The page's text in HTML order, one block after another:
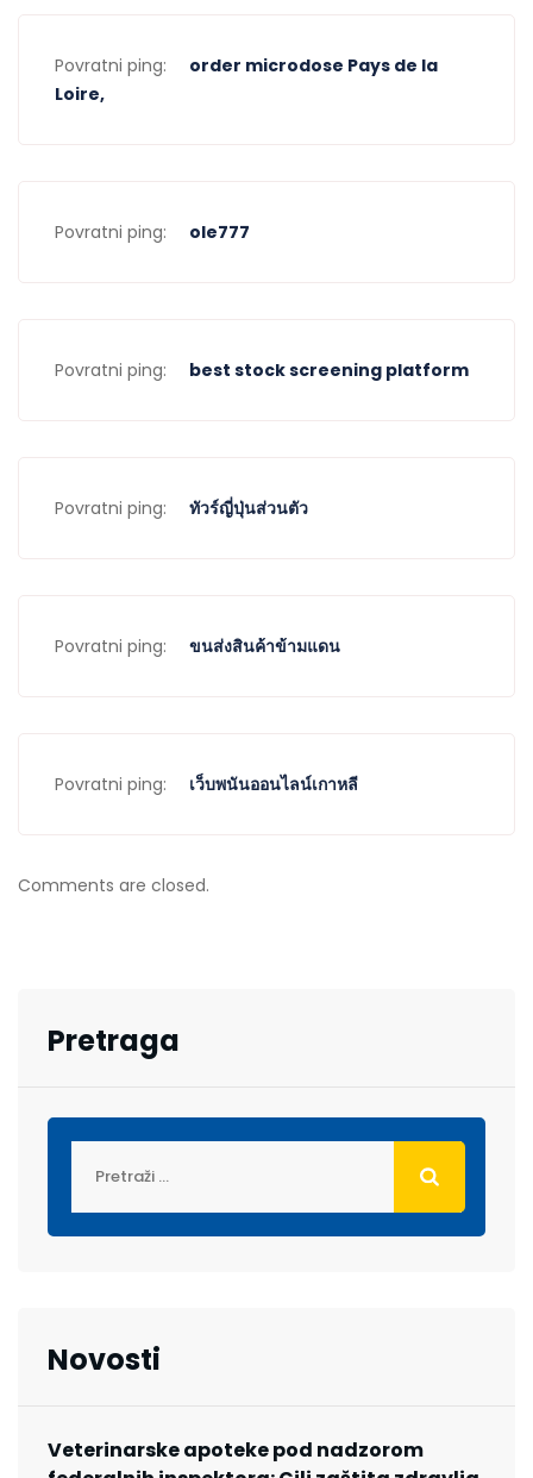
Povratni ping:
order microdose Pays de la
Loire,
Povratni ping: ole777
Povratni ping: best stock screening platform
Povratni ping: ทัวร์ญี่ปุ่นส่วนตัว
Povratni ping: ขนส่งสินค้าข้ามแดน
Povratni ping: เว็บพนันออนไลน์เกาหลี
Comments are closed.
Pretraga
Novosti
Veterinarske apoteke pod nadzorom